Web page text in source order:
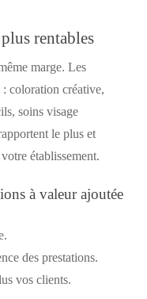
rentables
marge. Les
: coloration créative,
soins visage
le plus et
établissement.
à valeur ajoutée
des prestations.
vos clients.